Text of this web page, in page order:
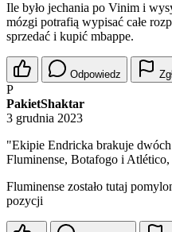
Ile było jechania po Vinim i
mózgi potrafią wypisać całe
sprzedać i kupić mbappe.
Odpowiedz
P
PakietShaktar
3 grudnia 2023
"Ekipie Endricka brakuje
Fluminense, Botafogo i
Fluminense zostało tutaj
pozycji